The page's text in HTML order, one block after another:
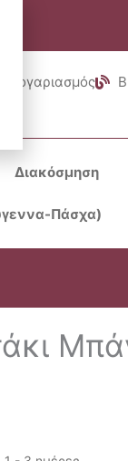
Λογαριασμός
Διακόσμηση
Πάσχα)